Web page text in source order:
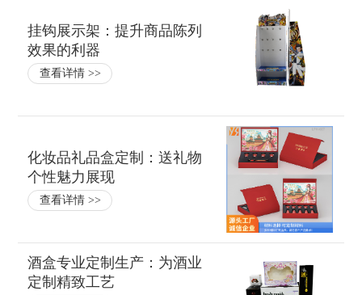
挂钩展示架：提升商品陈列
效果的利器
查看详情 >>
化妆品礼品盒定制：送礼物
个性魅力展现
查看详情 >>
酒盒专业定制生产：为酒业
定制精致工艺